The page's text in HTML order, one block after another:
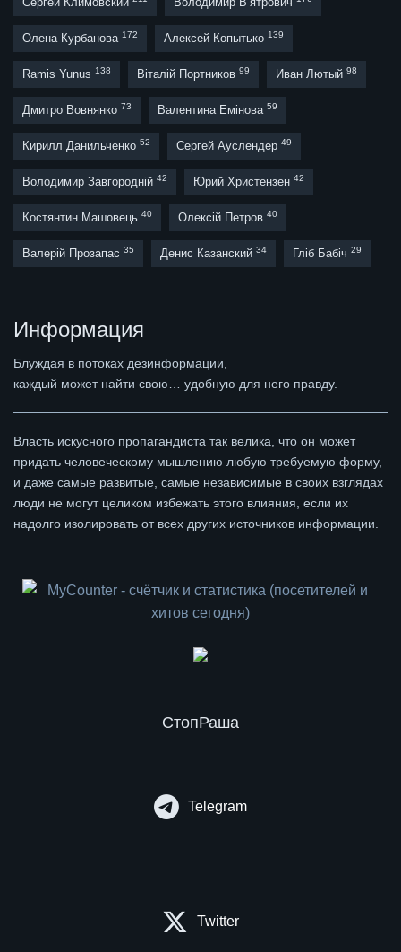
Олена Курбанова 172 Алексей Копытько 139
Ramis Yunus 138 Віталій Портников 99 Иван Лютый 98
Дмитро Вовнянко 73 Валентина Емінова 59
Кирилл Данильченко 52 Сергей Ауслендер 49
Володимир Завгородній 42 Юрий Христензен 42
Костянтин Машовець 40 Олексій Петров 40
Валерій Прозапас 35 Денис Казанский 34 Гліб Бабіч 29
Информация
Блуждая в потоках дезинформации,
каждый может найти свою… удобную для него правду.
Власть искусного пропагандиста так велика, что он может
придать человеческому мышлению любую требуемую форму,
и даже самые развитые, самые независимые в своих взглядах
люди не могут целиком избежать этого влияния, если их
надолго изолировать от всех других источников информации.
СтопРаша
Telegram
Twitter